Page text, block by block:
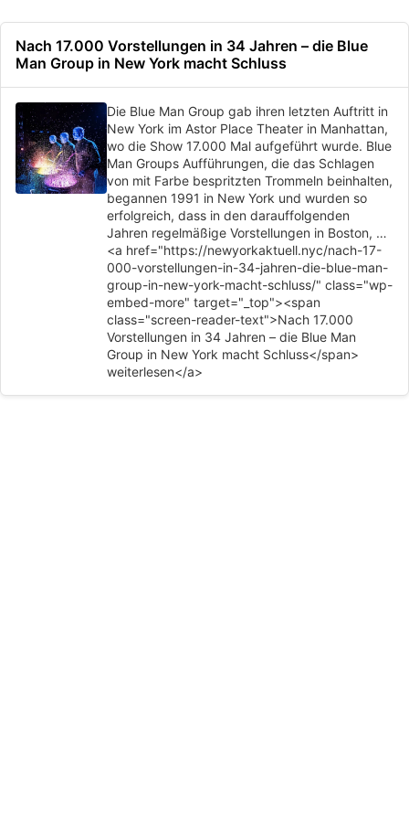
Nach 17.000 Vorstellungen in 34 Jahren – die Blue
Man Group in New York macht Schluss
Die Blue Man Group gab ihren letzten Auftritt in
New York im Astor Place Theater in Manhattan,
wo die Show 17.000 Mal aufgeführt wurde. Blue
Man Groups Aufführungen, die das Schlagen
von mit Farbe bespritzten Trommeln beinhalten,
begannen 1991 in New York und wurden so
erfolgreich, dass in den darauffolgenden
Jahren regelmäßige Vorstellungen in Boston, …
<a href="https://newyorkaktuell.nyc/nach-17-
000-vorstellungen-in-34-jahren-die-blue-man-
group-in-new-york-macht-schluss/" class="wp-
embed-more" target="_top"><span
class="screen-reader-text">Nach 17.000
Vorstellungen in 34 Jahren – die Blue Man
Group in New York macht Schluss</span>
weiterlesen</a>